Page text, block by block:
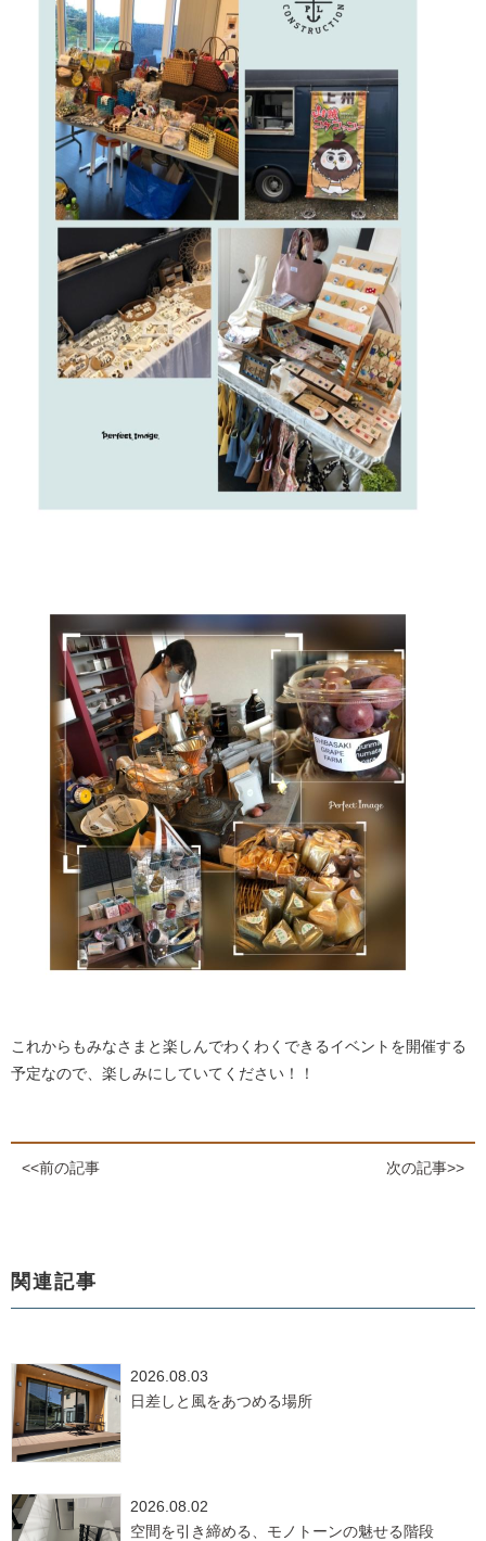
これからもみなさまと楽しんでわくわくできるイベントを開催する
予定なので、楽しみにしていてください！！
<<前の記事 次の記事>>
関連記事
2026.08.03
日差しと風をあつめる場所
2026.08.02
空間を引き締める、モノトーンの魅せる階段